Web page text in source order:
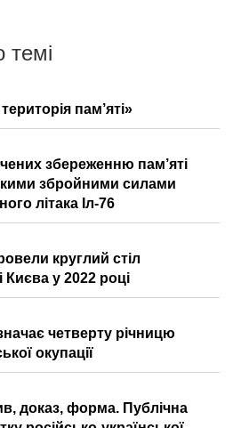
темі
пам’яті»
збереженню пам’яті
збройними силами
літака Іл-76
круглий стіл
у 2022 році
четверту річницю
окупації
доказ, форма. Публічна